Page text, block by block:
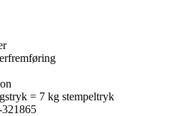
= 7 kg stempeltryk